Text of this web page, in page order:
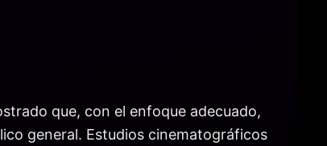
que, con el enfoque adecuado,
general. Estudios cinematográficos